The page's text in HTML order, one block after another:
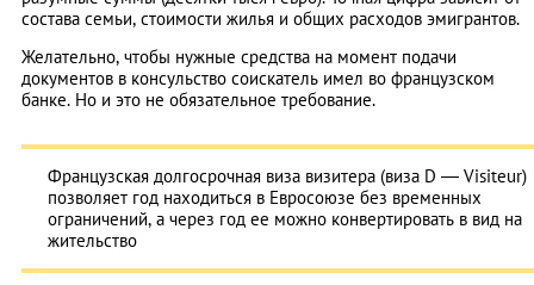
состава семьи, стоимости жилья и общих расходов эмигрантов.
Желательно, чтобы нужные средства на момент подачи
документов в консульство соискатель имел во французском
банке. Но и это не обязательное требование.
Французская долгосрочная виза визитера (виза D — Visiteur)
позволяет год находиться в Евросоюзе без временных
ограничений, а через год ее можно конвертировать в вид на
жительство